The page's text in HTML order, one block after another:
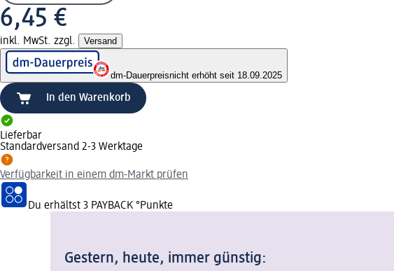
6,45 €
inkl. MwSt. zzgl. Versand
dm-Dauerpreisnicht erhöht seit 18.09.2025
In den Warenkorb
Lieferbar
Standardversand 2-3 Werktage
Verfügbarkeit in einem dm-Markt prüfen
Du erhältst 3 PAYBACK °Punkte
Gestern, heute, immer günstig: